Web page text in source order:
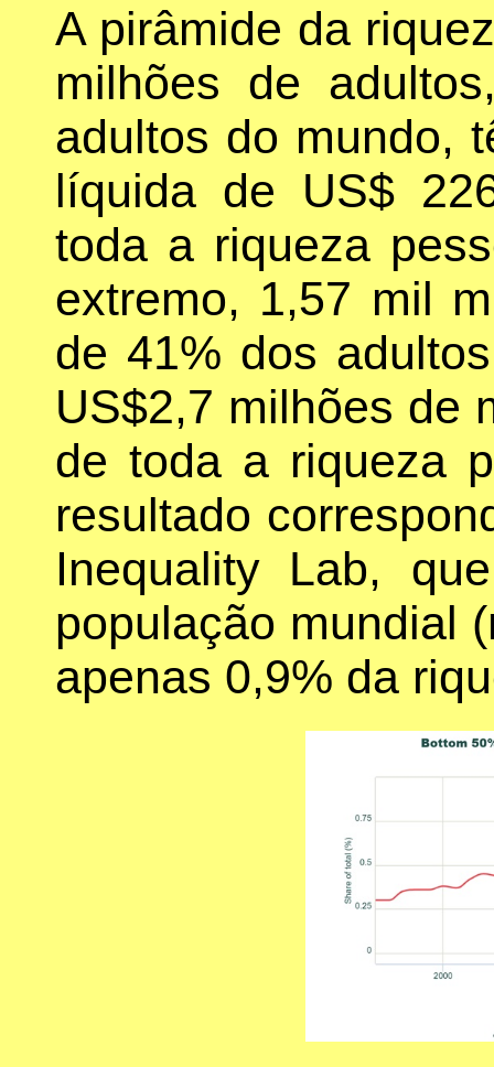
A pirâmide da
milhões de
adultos do mundo,
líquida de US$
toda a riqueza
extremo, 1,57 mil
de 41% dos
US$2,7 milhões de
de toda a riqueza
resultado
Inequality Lab,
população mundial
apenas 0,9% da